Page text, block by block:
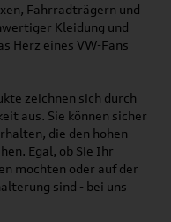
Fahrradträgern und
Kleidung und
Herz eines VW-Fans
zeichnen sich durch
aus. Sie können sicher
die den hohen
Egal, ob Sie Ihr
möchten oder auf der
sind - bei uns